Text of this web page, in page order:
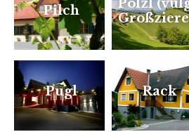
Pilch
Pölzl
Pugl Rack